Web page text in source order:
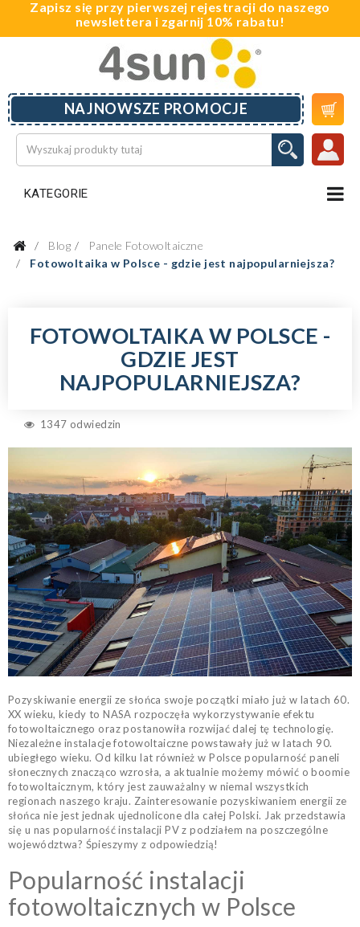
Zapisz się przy pierwszej rejestracji do naszego
newslettera i zgarnij 10% rabatu!
KATEGORIE
NAJNOWSZE PROMOCJE 
Blog
Panele Fotowoltaiczne
Fotowoltaika w Polsce - gdzie jest najpopularniejsza?
FOTOWOLTAIKA W POLSCE -
GDZIE JEST
NAJPOPULARNIEJSZA?
1347 odwiedzin
Pozyskiwanie energii ze słońca swoje początki miało już w latach 60.
XX wieku, kiedy to NASA rozpoczęła wykorzystywanie efektu
fotowoltaicznego oraz postanowiła rozwijać dalej tę technologię.
Niezależne instalacje fotowoltaiczne powstawały już w latach 90.
ubiegłego wieku. Od kilku lat również w Polsce popularność paneli
słonecznych znacząco wzrosła, a aktualnie możemy mówić o boomie
fotowoltaicznym, który jest zauważalny w niemal wszystkich
regionach naszego kraju. Zainteresowanie pozyskiwaniem energii ze
słońca nie jest jednak ujednolicone dla całej Polski. Jak przedstawia
się u nas popularność instalacji PV z podziałem na poszczególne
województwa? Śpieszymy z odpowiedzią!
Popularność instalacji
fotowoltaicznych w Polsce